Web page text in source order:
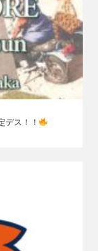
デス！！